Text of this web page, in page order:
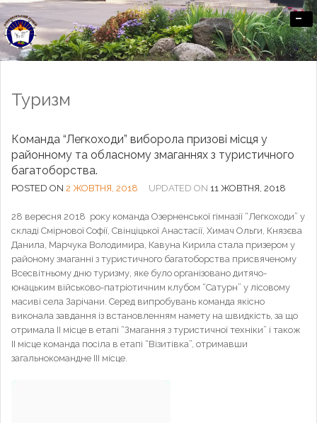
Офіційний сайт Озерненського ліцею
-
Туризм
Команда “Легкоходи” виборола призові місця у
районному та обласному змаганнях з туристичного
багатоборства.
POSTED ON 2 ЖОВТНЯ, 2018 UPDATED ON 11 ЖОВТНЯ, 2018
28 вересня 2018 року команда Озерненської гімназії “Легкоходи” у
складі Смірнової Софії, Свінціцької Анастасії, Химач Ольги, Князєва
Данила, Марчука Володимира, Кавуна Кирила стала призером у
районому змаганні з туристичного багатоборства присвяченому
Всесвітньому дню туризму, яке було організовано дитячо-
юнацьким військово-патріотичним клубом “Сатурн” у лісовому
масиві села Зарічани. Серед випробувань команда якісно
виконала завдання із встановленням намету на швидкість, за що
отримала ІІ місце в етапі “Змагання з туристичної техніки” і також
ІІ місце команда посіла в етапі “Візитівка”, отримавши
загальнокомандне ІІІ місце.